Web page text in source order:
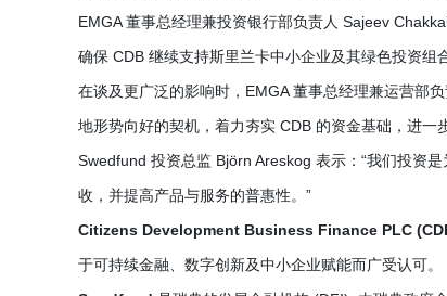
EMGA 董事总经理兼投资银行部负责人 Sajeev
确保 CDB 继续支持斯里兰卡中小企业及其绿色投资
在谈及更广泛的影响时，EMGA 董事总经理兼运营部
地形势向好的契机，着力夯实 CDB 的资金基础，进一
Swedfund 投资总监 Björn Areskog 表示：“我们投资
收，并提高产品与服务的普惠性。”
Citizens Development Business Finance PLC
于可持续金融、数字创新及中小企业赋能而广受认可。